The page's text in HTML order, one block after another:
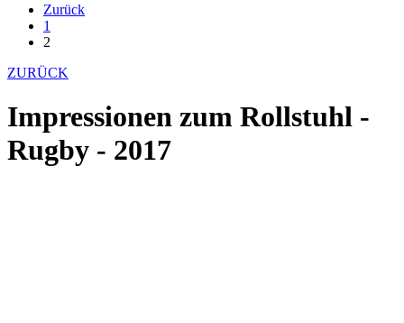
Zurück
1
2
ZURÜCK
Impressionen zum Rollstuhl -
Rugby - 2017